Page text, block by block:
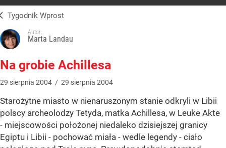
Tygodnik Wprost
Autor:
Marta Landau
Na grobie Achillesa
29 sierpnia 2004 / 29 sierpnia 2004
Starożytne miasto w nienaruszonym stanie odkryli w Libii
polscy archeolodzy Tetyda, matka Achillesa, w Leuke Akte
- miejscowości położonej niedaleko dzisiejszej granicy
Egiptu i Libii - pochować miała - wedle legendy - ciało